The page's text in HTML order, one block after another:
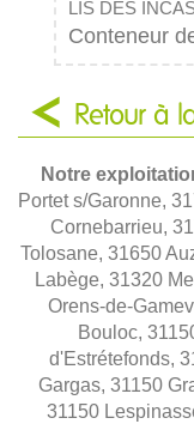
LIS DES
Conteneur
Retour à
Notre
Portet s/Garonne,
Cornebarrieu,
Tolosane, 31650
Labège, 31320
Orens-de-
Bouloc,
d'Estrétefonds,
Gargas, 31150
31150